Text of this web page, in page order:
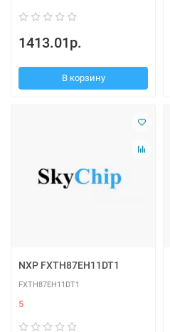
1413.01р.
В корзину
NXP FXTH87EH11DT1
FXTH87EH11DT1
5